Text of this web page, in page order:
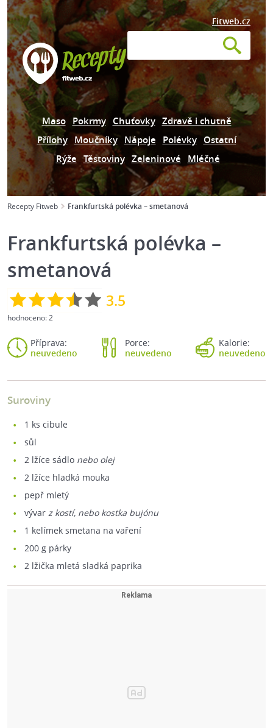
Fitweb.cz
Maso Pokrmy Chuťovky Zdravě i chutně
Přílohy Moučníky Nápoje Polévky Ostatní
Rýže Těstoviny Zeleninové Mléčné
Recepty Fitweb Frankfurtská polévka – smetanová
Frankfurtská polévka –
smetanová
3.5
hodnoceno:2
Příprava:
neuvedeno
Porce:
neuvedeno
Kalorie:
neuvedeno
Suroviny
1 ks cibule
sůl
2 lžíce sádlo nebo olej
2 lžíce hladká mouka
pepř mletý
vývar z kostí, nebo kostka bujónu
1 kelímek smetana na vaření
200 g párky
2 lžička mletá sladká paprika